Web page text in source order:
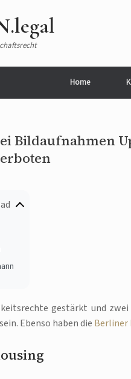
Home
Bildaufnahmen
gestärkt und
Ebenso haben die Berliner